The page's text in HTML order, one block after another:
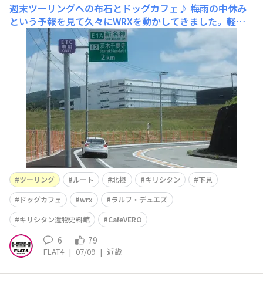
週末ツーリングへの布石とドッグカフェ♪ 梅雨の中休み
という予報を見て久々にWRXを動かしてきました。軽く
朝から走って午前中には帰ろうと思ったので、週末のツー
リングの下見に行くことにしました。目的地はツーリング
の際に立ち寄るスポットのひとつ、前から名前は聞いたこ
とがあったんですけど、行ったことはなかったんですよ
ね。最初の写真はツーリングで通
ツーリング ルート 北摂 キリシタン
下見
ドッグカフェ
wrx
ラルプ・デュエズ
キリシタン遺物史料館
CafeVERO
6 79
FLAT4 | 07/09 | 近畿